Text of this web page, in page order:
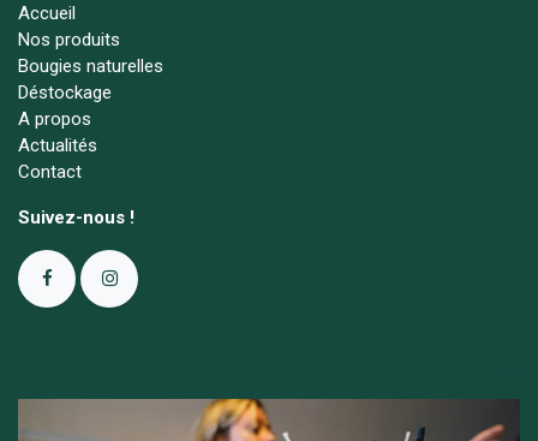
Accueil
Nos produits
Bougies naturelles
Déstockage
A propos
Actualités
Contact
Suivez-nous !